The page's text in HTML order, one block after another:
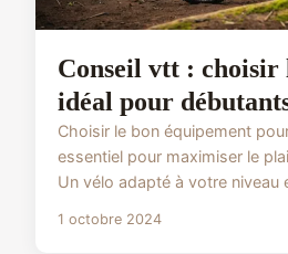
Conseil vtt : choisir
idéal pour
Choisir le bon équipement
essentiel pour maximiser le
Un vélo adapté à votre niveau
1 octobre 2024